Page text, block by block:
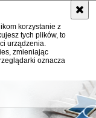
korzystanie z
tych plików, to
urządzenia.
zmieniając
oznacza